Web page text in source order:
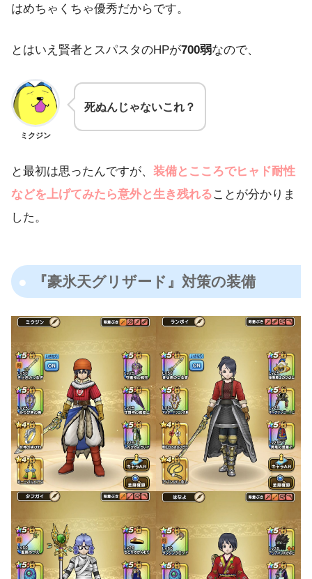
はめちゃくちゃ優秀だからです。
とはいえ賢者とスパスタのHPが700弱なので、
ミクジン
死ぬんじゃないこれ？
と最初は思ったんですが、 装備とこころでヒャド耐性
などを上げてみたら意外と生き残れることが分かりま
した。
『豪氷天グリザード』対策の装備